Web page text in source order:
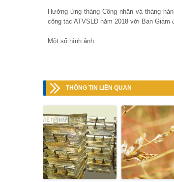
Hưởng ứng tháng Công nhân và tháng
công tác ATVSLĐ năm 2018 với Ban
Một số hình ảnh:
THÔNG TIN LIÊN QUAN